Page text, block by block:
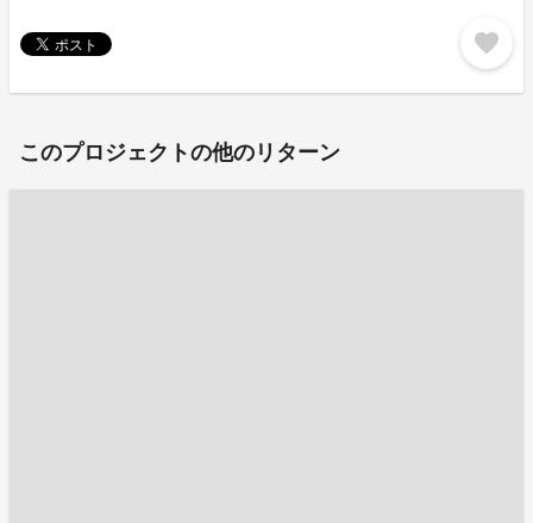
favorite
このプロジェクトの他のリターン